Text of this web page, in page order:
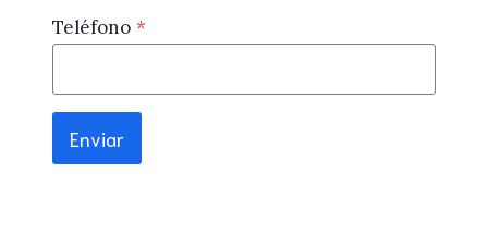
Teléfono *
Enviar